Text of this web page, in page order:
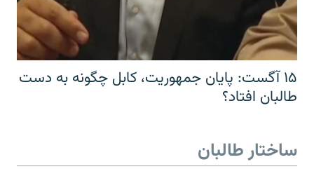
۱۵ آگست: پایان جمهوریت، کابل چگونه به دست
طالبان افتاد؟
ساختار طالبان